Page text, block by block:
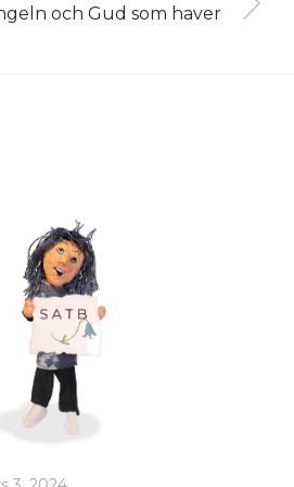
och Gud som haver